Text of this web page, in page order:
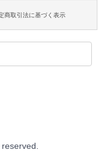
商取引法に基づく表示